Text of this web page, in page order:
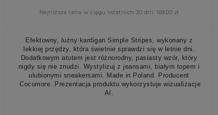
Najniższa cena w ciągu ostatnich 30 dni: 169.00 zł
Efektowny, luźny kardigan Simple Stripes, wykonany z
lekkiej przędzy, która świetnie sprawdzi się w letnie dni.
Dodatkowym atutem jest różnorodny, pasiasty wzór, który
nigdy się nie znudzi. Wystylizuj z jeansami, białym topem i
ulubionymi sneakersami. Made in Poland. Producent
Cocomore. Prezentacja produktu wykorzystuje wizualizacje
AI.